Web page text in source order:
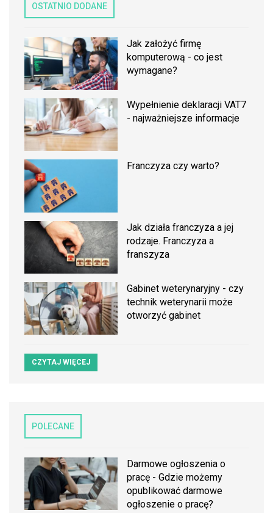
OSTATNIO DODANE
Jak założyć firmę
komputerową - co jest
wymagane?
Wypełnienie deklaracji VAT7
- najważniejsze informacje
Franczyza czy warto?
Jak działa franczyza a jej
rodzaje. Franczyza a
franszyza
Gabinet weterynaryjny - czy
technik weterynarii może
otworzyć gabinet
CZYTAJ WIĘCEJ
POLECANE
Darmowe ogłoszenia o
pracę - Gdzie możemy
opublikować darmowe
ogłoszenie o pracę?